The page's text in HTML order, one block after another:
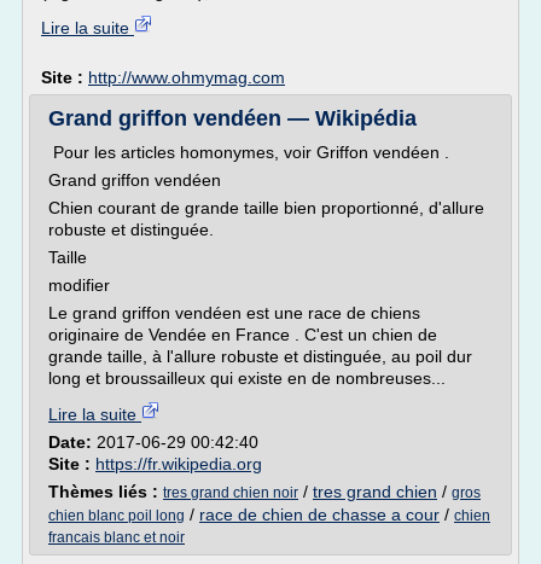
Lire la suite
Site : http://www.ohmymag.com
Grand griffon vendéen — Wikipédia
Pour les articles homonymes, voir Griffon vendéen .
Grand griffon vendéen
Chien courant de grande taille bien proportionné, d'allure
robuste et distinguée.
Taille
modifier
Le grand griffon vendéen est une race de chiens
originaire de Vendée en France . C'est un chien de
grande taille, à l'allure robuste et distinguée, au poil dur
long et broussailleux qui existe en de nombreuses...
Lire la suite
Date: 2017-06-29 00:42:40
Site : https://fr.wikipedia.org
Thèmes liés : tres grand chien noir / tres grand chien / gros
chien blanc poil long / race de chien de chasse a cour / chien
francais blanc et noir